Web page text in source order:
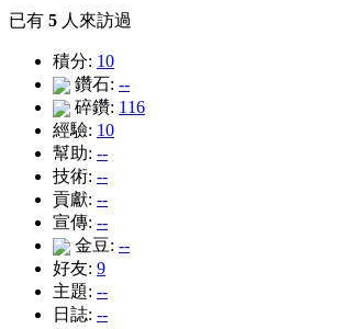
已有 5 人來訪過
積分: 10
鑽石: --
碎鑽: 116
經驗: 10
幫助: --
技術: --
貢獻: --
宣傳: --
金豆: --
好友: 9
主題: --
日誌: --